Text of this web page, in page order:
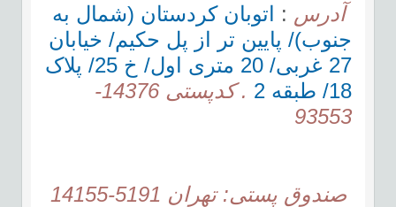
آدرس : اتوبان کردستان (شمال به
جنوب)/ پایین تر از پل حکیم/ خیابان
27 غربی/ 20 متری اول/ خ 25/ پلاک
18/ طبقه 2
. کدپستی 14376-
93553
صندوق پستی: تهران 5191-14155